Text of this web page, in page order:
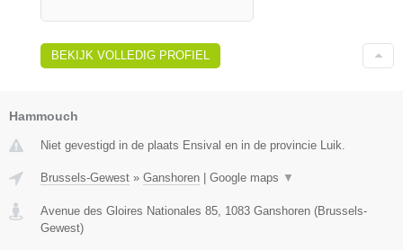
BEKIJK VOLLEDIG PROFIEL
Hammouch
Niet gevestigd in de plaats Ensival en in de provincie Luik.
Brussels-Gewest » Ganshoren | Google maps ▼
Avenue des Gloires Nationales 85 1083 Ganshoren (Brussels-
Gewest)